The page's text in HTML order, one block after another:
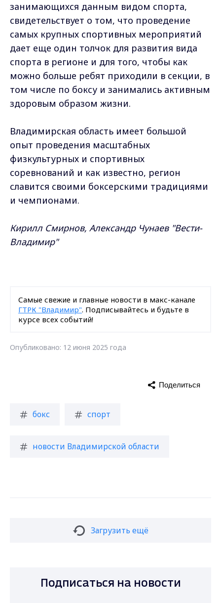
занимающихся данным видом спорта,
свидетельствует о том, что проведение
самых крупных спортивных мероприятий
дает еще один толчок для развития вида
спорта в регионе и для того, чтобы как
можно больше ребят приходили в секции, в
том числе по боксу и занимались активным
здоровым образом жизни.
Владимирская область имеет большой
опыт проведения масштабных
физкультурных и спортивных
соревнований и как известно, регион
славится своими боксерскими традициями
и чемпионами.
Кирилл Смирнов, Александр Чунаев "Вести-
Владимир"
Самые свежие и главные новости в макс-канале
ГТРК "Владимир". Подписывайтесь и будьте в
курсе всех событий!
Опубликовано: 12 июня 2025 года
бокс спорт
новости Владимирской области
Поделиться
Загрузить ещё
Подписаться на новости